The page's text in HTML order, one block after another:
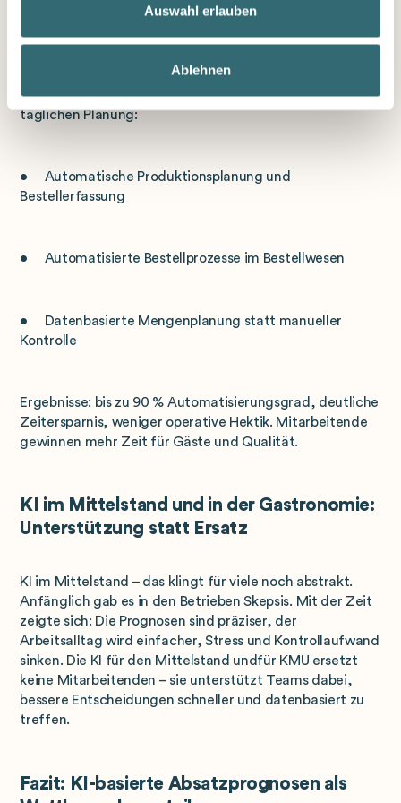
Auswahl erlauben
Ablehnen
Mitarbeitende
KI-Kern liegt in der Entlastung der Teams. Die
foodforecast Lösung automatisiert große Teile der
täglichen Planung:
• Automatische Produktionsplanung und
Bestellerfassung
• Automatisierte Bestellprozesse im Bestellwesen
• Datenbasierte Mengenplanung statt manueller
Kontrolle
Ergebnisse: bis zu 90 % Automatisierungsgrad, deutliche
Zeitersparnis, weniger operative Hektik. Mitarbeitende
gewinnen mehr Zeit für Gäste und Qualität.
KI im Mittelstand und in der Gastronomie:
Unterstützung statt Ersatz
KI im Mittelstand – das klingt für viele noch abstrakt.
Anfänglich gab es in den Betrieben Skepsis. Mit der Zeit
zeigte sich: Die Prognosen sind präziser, der
Arbeitsalltag wird einfacher, Stress und Kontrollaufwand
sinken. Die KI für den Mittelstand undfür KMU ersetzt
keine Mitarbeitenden – sie unterstützt Teams dabei,
bessere Entscheidungen schneller und datenbasiert zu
treffen.
Fazit: KI-basierte Absatzprognosen als